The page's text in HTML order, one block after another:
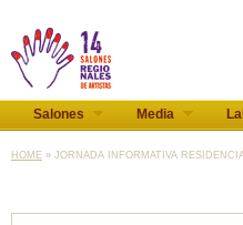
Salones Media
HOME » JORNADA INFORMATIVA